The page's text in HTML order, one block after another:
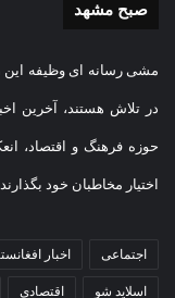
صبح مشهد
مشی رسانه ای وظیفه این
در تلاش هستند، آخرین
حوزه فرهنگ و اقتصاد،
اختیار مخاطبان خود
اجتماعی اخبار
اسلاید شو اقتصادی